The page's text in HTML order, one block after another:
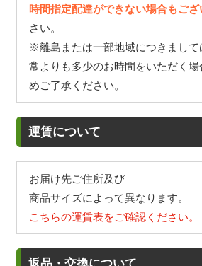
時間指定配達ができない場合もござ
さい。
※離島または一部地域につきまして
常よりも多少のお時間をいただく
めご了承ください。
運賃について
お届け先ご住所及び
商品サイズによって異なります。
こちらの運賃表をご確認ください。
返品・交換について